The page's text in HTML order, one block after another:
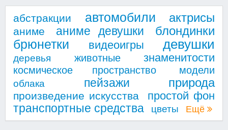
Вход
абстракции автомобили актрисы
аниме аниме девушки блондинки
брюнетки видеоигры девушки
деревья животные знаменитости
космическое пространство модели
облака пейзажи природа
произведение искусства простой фон
транспортные средства цветы Ещё